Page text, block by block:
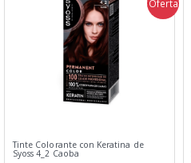
Oferta
Tinte Colorante con Keratina de
Syoss 4_2 Caoba